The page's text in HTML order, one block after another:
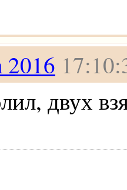
2016
двух